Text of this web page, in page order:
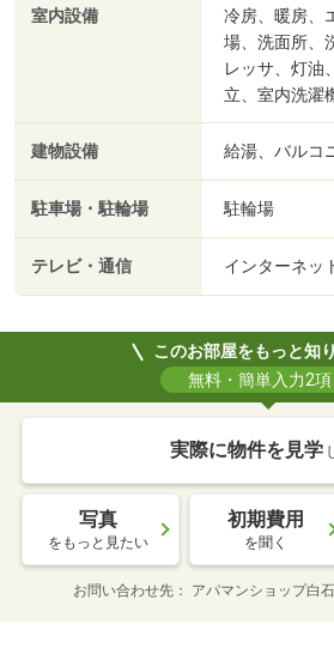
室内設備
冷房、暖房、
場、洗面所、
レッサ、灯油
立、室内洗濯
建物設備 給湯、バルコ
駐車場・駐輪場 駐輪場
テレビ・通信 インターネッ
このお部屋をもっと知
無料・簡単入力2項
実際に物件を見学
写真
をもっと見たい
初期費用
を聞く
お問い合わせ先 アパマンショップ白